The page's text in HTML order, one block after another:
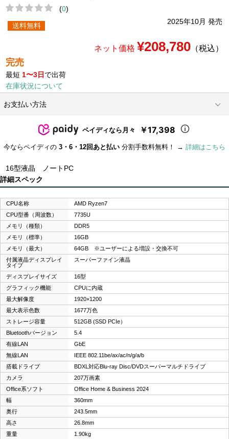
(0)
2025年10月 発売
送料無料
ネット価格 ¥208,780（税込）
完売
最短 1〜3日 で出荷
在庫状況について
お支払い方法
ペイディなら月々 ￥17,398
今ならペイディの 3・6・12回あと払い 分割手数料無料！ → 詳細はこちら
16型液晶 ノートPC
詳細スペック
CPU名称
AMD Ryzen7
CPU型番（周波数）
7735U
メモリ（種類）
DDR5
メモリ（標準）
16GB
メモリ（最大）
64GB ※ユーザーによる増設・交換不可
付属液晶ディスプレイ
タイプ
スーパーファイン液晶
ディスプレイサイズ
16型
グラフィック機能
CPUに内蔵
最大解像度
1920×1200
最大表示色数
1677万色
ストレージ容量
512GB (SSD PCIe）
Bluetoothバージョン
5.4
有線LAN
GbE
無線LAN
IEEE 802.11be/ax/ac/n/g/a/b
搭載ドライブ
BDXL対応Blu-ray Disc/DVDスーパーマルチドライブ
カメラ
207万画素
Office系ソフト
Office Home & Business 2024
幅
360mm
奥行
243.5mm
高さ
26.8mm
重量
1.90kg